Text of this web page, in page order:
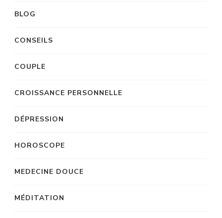
BLOG
CONSEILS
COUPLE
CROISSANCE PERSONNELLE
DÉPRESSION
HOROSCOPE
MEDECINE DOUCE
MÉDITATION